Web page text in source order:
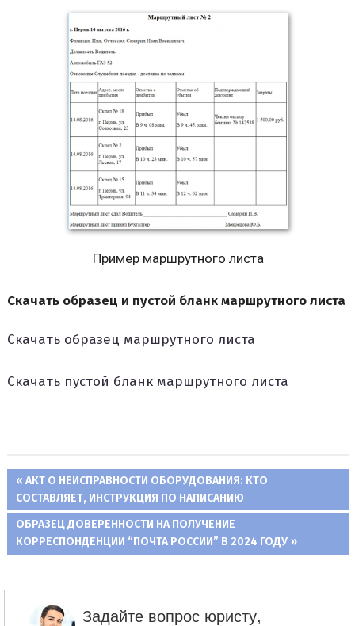
Пример маршрутного листа
Скачать образец и пустой бланк маршрутного листа
Скачать образец маршрутного листа
Скачать пустой бланк маршрутного листа
Навигация
по
ПРЕДЫДУЩАЯ
ЗАПИСЬ:
АКТ О НЕИСПРАВНОСТИ ОБОРУДОВАНИЯ: КТО
СОСТАВЛЯЕТ, ИНСТРУКЦИЯ ПО НАПИСАНИЮ
СЛЕДУЮЩАЯ
ЗАПИСЬ:
ОБРАЗЕЦ ДОВЕРЕННОСТИ НА ПОЛУЧЕНИЕ
КОРРЕСПОНДЕНЦИИ “ПОЧТА РОССИИ” В 2024 ГОДУ